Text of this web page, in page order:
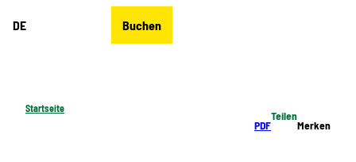
DE Buchen
Startseite
PDF
Teilen
Merken